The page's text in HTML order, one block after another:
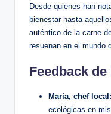
Desde quienes han
bienestar hasta
auténtico de la carne
resuenan en el mundo
Feedback
María, chef local:
ecológicas en